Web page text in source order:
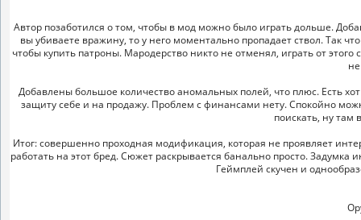
Автор позаботился о том, чтобы в мод можно было играть дольше.
вы убиваете вражину, то у него моментально пропадает ствол. Так
чтобы купить патроны. Мародерство никто не отменял, играть от
Добавлены большое количество аномальных полей, что плюс. Есть
защиту себе и на продажу. Проблем с финансами нету. Спокойно
поискать, ну там
Итог: совершенно проходная модификация, которая не проявляет
работать на этот бред. Сюжет раскрывается банально просто.
Геймплей скучен и